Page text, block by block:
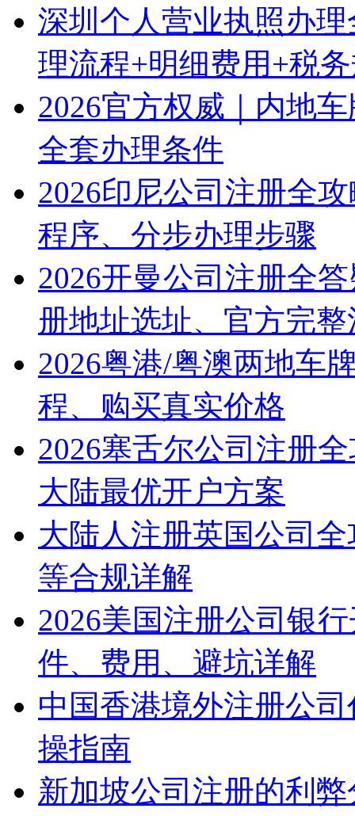
深圳个人营业执照办
理流程+明细费用+税
2026官方权威｜内地
全套办理条件
2026印尼公司注册全
程序、分步办理步骤
2026开曼公司注册全
册地址选址、官方完
2026粤港/粤澳两地车
程、购买真实价格
2026塞舌尔公司注册
大陆最优开户方案
大陆人注册英国公司
等合规详解
2026美国注册公司银
件、费用、避坑详解
中国香港境外注册公
操指南
新加坡公司注册的利